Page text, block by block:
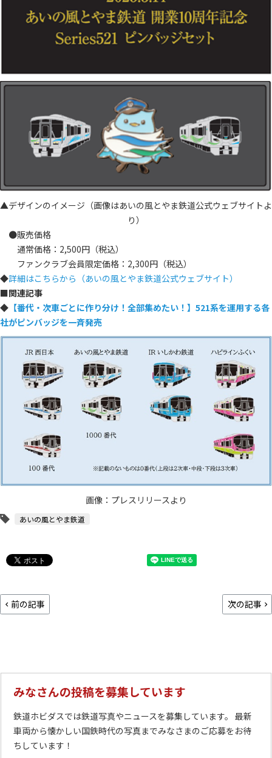
▲デザインのイメージ（画像はあいの風とやま鉄道公式ウェブサイトよ
り）
●販売価格
通常価格：2,500円（税込）
ファンクラブ会員限定価格：2,300円（税込）
◆詳細はこちらから（あいの風とやま鉄道公式ウェブサイト）
■関連記事
◆ 【番代・次車ごとに作り分け！全部集めたい！】521系を運用する各
社がピンバッジを一斉発売
画像：プレスリリースより
あいの風とやま鉄道
前の記事 次の記事
みなさんの投稿を募集しています
鉄道ホビダスでは鉄道写真やニュースを募集しています。 最新
車両から懐かしい国鉄時代の写真までみなさまのご応募をお待
ちしています！